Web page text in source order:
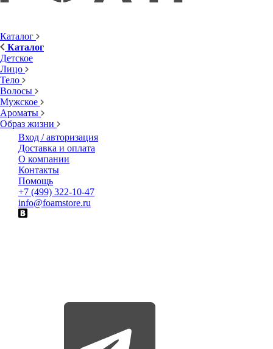
Каталог
Каталог
Детское
Лицо
Тело
Волосы
Мужское
Ароматы
Образ жизни
Вход / авторизация
Доставка и оплата
О компании
Контакты
Помощь
+7 (499) 322-10-47
info@foamstore.ru